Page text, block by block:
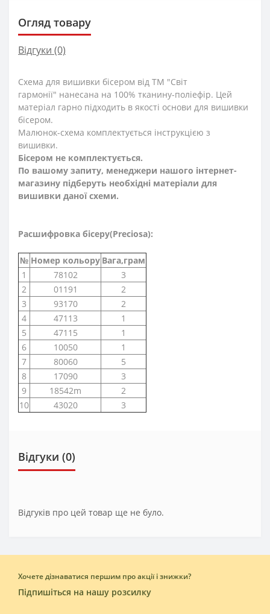
Огляд товару
Відгуки (0)
Схема для вишивки бісером від ТМ "Світ
гармонії" нанесана на 100% тканину-поліефір. Цей
матеріал гарно підходить в якості основи для вишивки
бісером.
Малюнок-схема комплектується інструкцією з
вишивки.
Бісером не комплектується.
По вашому запиту, менеджери нашого інтернет-
магазину підберуть необхідні матеріали для
вишивки даної схеми.
Расшифровка бісеру(Preciosa):
№ Номер кольору Вага,грам
1
78102
3
2
01191
2
3
93170
2
4
47113
1
5
47115
1
6
10050
1
7
80060
5
8
17090
3
9
18542m
2
10
43020 3
Відгуки (0)
Відгуків про цей товар ще не було.
Хочете дізнаватися першим про акції і знижки?
Підпишіться на нашу розсилку